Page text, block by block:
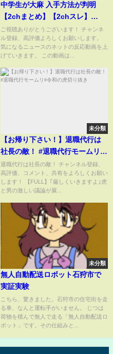
中学生が大麻 入手方法が判明
【2chまとめ】【2chスレ】
【5chスレ】
ご視聴ありがとうございます！ チャンネ
ル登録、高評価よろしくお願いします。
気になるニュースのネットの反応動画を上
げていきます。 この動画は...
未分類
【お帰り下さい！】退職代行は
社長の敵！ #退職代行モームリ#
令和の虎切り抜き
退職代行は社長の敵！ チャンネル登録、
高評価、コメント、共有をよろしくお願い
します！ 【FULL】｢厳しくいきますよ｣虎
と男の激しい議論が展...
未分類
無人自動配送ロボット石狩市で
実証実験
こちら、驚きました。石狩市の住宅街を走
る車、なんと運転手がいません。 じつは
荷物を積んで無人で走る「無人自動配送ロ
ボット」です。その仕組みと...